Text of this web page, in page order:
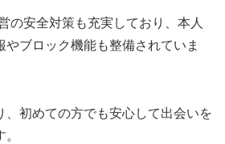
の安全対策も充実しており、本人
やブロック機能も整備されていま
、初めての方でも安心して出会いを